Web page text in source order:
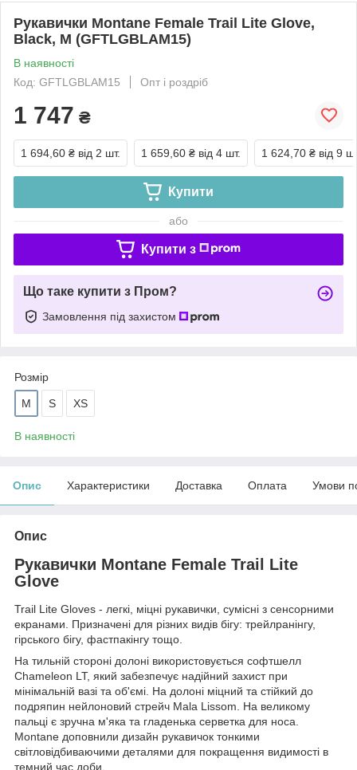
Рукавички Montane Female Trail Lite Glove,
Black, M (GFTLGBLAM15)
В наявності
Код: GFTLGBLAM15
Опт і роздріб
1 747 ₴
1 694,60 ₴ від 2 шт. 1 659,60 ₴ від 4 шт. 1 624,70 ₴ від 9
Купити
або
Купити з
Що таке купити з Пром?
Замовлення під захистом
Розмір
M S XS
В наявності
Опис Характеристики Доставка Оплата Умови
Опис
Рукавички Montane Female Trail Lite
Glove
Trail Lite Gloves - легкі, міцні рукавички, сумісні з сенсорними
екранами. Призначені для різних видів бігу: трейлранінгу,
гірського бігу, фастпакінгу тощо.
На тильній стороні долоні використовується софтшелл
Chameleon LT, який забезпечує надійний захист при
мінімальній вазі та об'ємі. На долоні міцний та стійкий до
подряпин нейлоновий стрейч Mala Lissom. На великому
пальці є зручна м'яка та гладенька серветка для носа.
Montane доповнили дизайн рукавичок тонкими
світловідбиваючими деталями для покращення видимості в
темний час доби.